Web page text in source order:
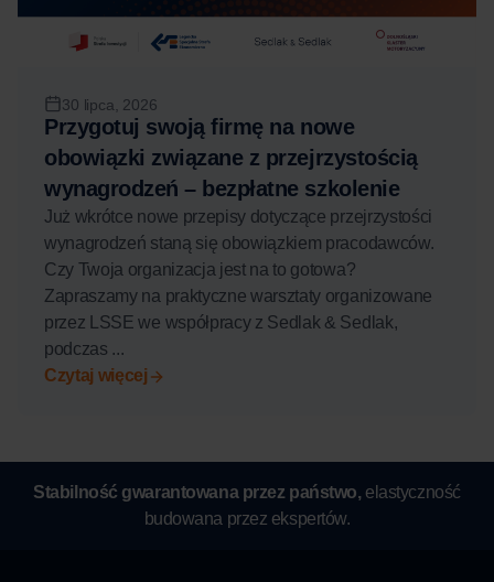
30 lipca, 2026
Przygotuj swoją firmę na nowe
obowiązki związane z przejrzystością
wynagrodzeń – bezpłatne szkolenie
Już wkrótce nowe przepisy dotyczące przejrzystości
wynagrodzeń staną się obowiązkiem pracodawców.
Czy Twoja organizacja jest na to gotowa?
Zapraszamy na praktyczne warsztaty organizowane
przez LSSE we współpracy z Sedlak & Sedlak,
podczas ...
Czytaj więcej
Stabilność gwarantowana przez państwo, elastyczność
budowana przez ekspertów.